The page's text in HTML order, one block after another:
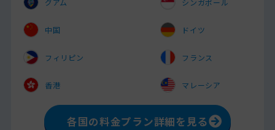
グアム シンガポール
中国 ドイツ
フィリピン フランス
香港 マレーシア
各国の料金プラン詳細を見る